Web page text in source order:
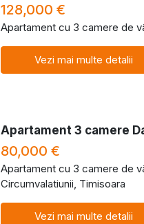
128,000 €
Apartament cu 3 camere de
Vezi mai multe detalii
Apartament 3 camere
80,000 €
Apartament cu 3 camere de
Circumvalatiunii, Timisoara
Vezi mai multe detalii